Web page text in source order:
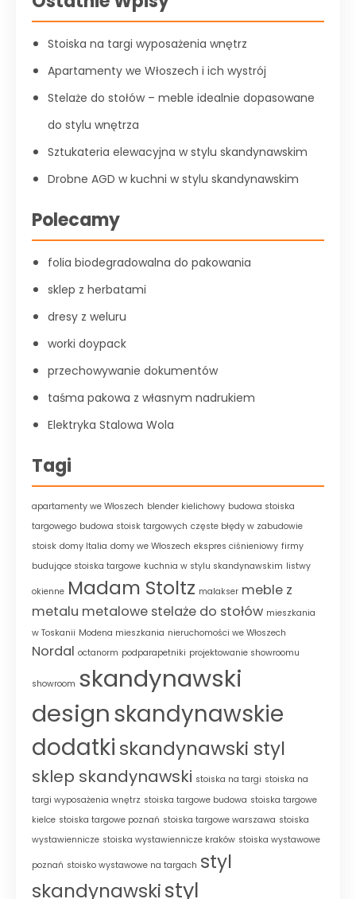
Stoiska na targi wyposażenia wnętrz
Apartamenty we Włoszech i ich wystrój
Stelaże do stołów – meble idealnie dopasowane
do stylu wnętrza
Sztukateria elewacyjna w stylu skandynawskim
Drobne AGD w kuchni w stylu skandynawskim
Polecamy
folia biodegradowalna do pakowania
sklep z herbatami
dresy z weluru
worki doypack
przechowywanie dokumentów
taśma pakowa z własnym nadrukiem
Elektryka Stalowa Wola
Tagi
apartamenty we Włoszech blender kielichowy budowa stoiska
targowego budowa stoisk targowych częste błędy w zabudowie
stoisk domy Italia domy we Włoszech ekspres ciśnieniowy firmy
budujące stoiska targowe kuchnia w stylu skandynawskim listwy
okienne Madam Stoltz malakser meble z
metalu metalowe stelaże do stołów mieszkania
w Toskanii Modena mieszkania nieruchomości we Włoszech
Nordal octanorm podparapetniki projektowanie showroomu
showroom skandynawski
designskandynawskie
dodatki skandynawski styl
sklep skandynawski stoiska na targi stoiska na
targi wyposażenia wnętrz stoiska targowe budowa stoiska targowe
kielce stoiska targowe poznań stoiska targowe warszawa stoiska
wystawiennicze stoiska wystawiennicze kraków stoiska wystawowe
poznań stoisko wystawowe na targach styl
skandynawskistyl